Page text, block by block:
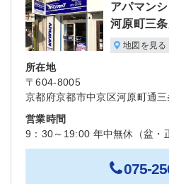
アパマン
河原町三
地図を見る
所在地
〒604-8005
京都府京都市中京区河原町通
営業時間
9：30～19:00 年中無休（盆・
075-